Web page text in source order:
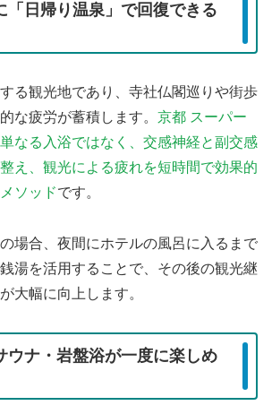
「日帰り温泉」で回復できる
る観光地であり、寺社仏閣巡りや街歩
な疲労が蓄積します。 京都 スーパー
なる入浴ではなく、交感神経と副交感
え、観光による疲れを短時間で効果的
ソッドです。
場合、夜間にホテルの風呂に入るまで
湯を活用することで、その後の観光継
大幅に向上します。
ウナ・岩盤浴が一度に楽しめ